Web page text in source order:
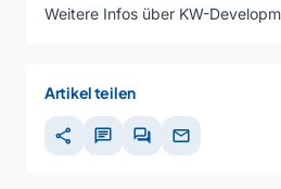
Weitere Infos über KW-
Artikel teilen
share chat forum mail